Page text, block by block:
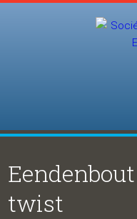
twist